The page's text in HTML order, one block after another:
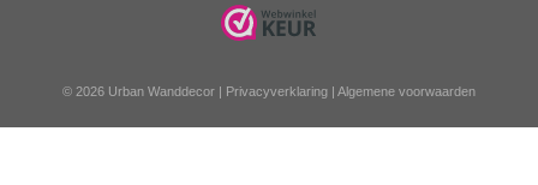
© 2026 Urban Wanddecor | Privacyverklaring | Algemene voorwaarden